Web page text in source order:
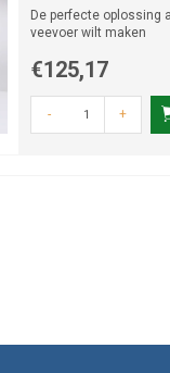
De perfecte oplossing
veevoer wilt maken
€125,17
- +